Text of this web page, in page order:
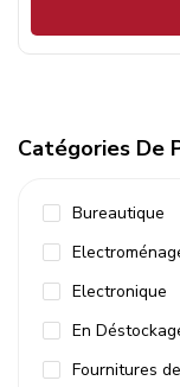
Catégories De
Bureautique
Electronique
En
Fournitures